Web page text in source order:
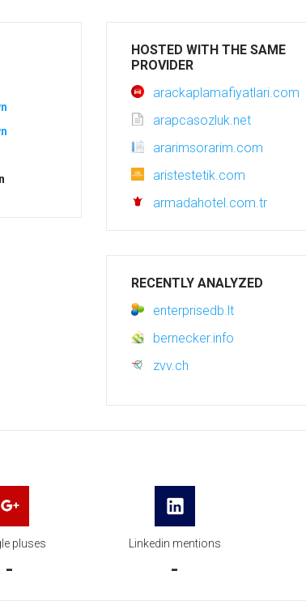
HOSTED WITH THE SAME
PROVIDER
arackaplamafiyatlari.com
arapcasozluk.net
ararimsorarim.com
aristestetik.com
armadahotel.com.tr
RECENTLY ANALYZED
enterprisedb.lt
bernecker.info
zvv.ch
pluses
-
Linkedin mentions
-